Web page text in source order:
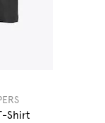
Shirt